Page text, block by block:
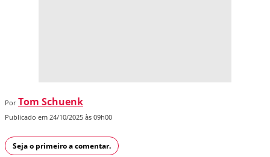
Por Tom Schuenk
Publicado em 24/10/2025 às 09h00
Seja o primeiro a comentar.